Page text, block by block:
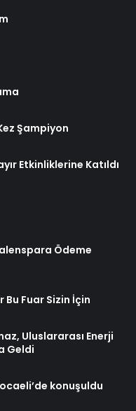
Şampiyon
Etkinliklerine Katıldı
Ödeme
Bu Fuar Sizin İçin
Uluslararası Enerji
Geldi
konuşuldu